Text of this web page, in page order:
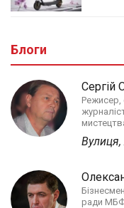
Блоги
Сергій
Режисер,
ради